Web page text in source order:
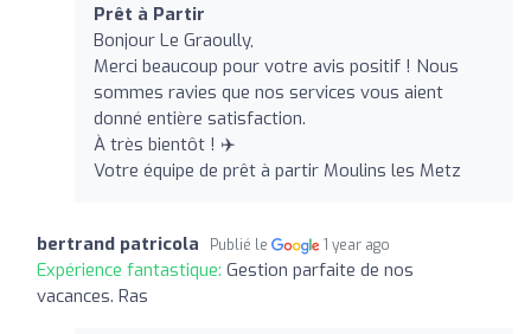
Prêt à Partir
Bonjour Le Graoully,
Merci beaucoup pour votre avis positif ! Nous
sommes ravies que nos services vous aient
donné entière satisfaction.
À très bientôt ! ✈️
Votre équipe de prêt à partir Moulins les Metz
bertrand patricola Publié le 1 year ago
Expérience fantastique: Gestion parfaite de nos
vacances. Ras